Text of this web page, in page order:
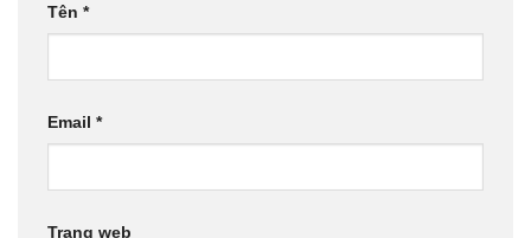
Tên *
Email *
Trang web